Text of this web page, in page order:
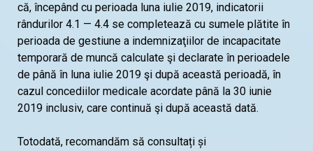
că, începând cu perioada luna iulie 2019, indicatorii
rândurilor 4.1 — 4.4 se completează cu sumele plătite în
perioada de gestiune a indemnizaţiilor de incapacitate
temporară de muncă calculate şi declarate în perioadele
de până în luna iulie 2019 şi după această perioadă, în
cazul concediilor medicale acordate până la 30 iunie
2019 inclusiv, care continuă şi după această dată.
Totodată, recomandăm să consultați și